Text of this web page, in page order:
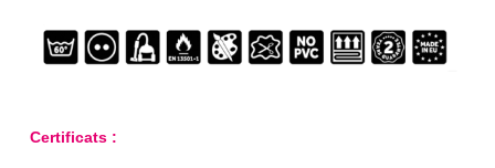
Certificats :